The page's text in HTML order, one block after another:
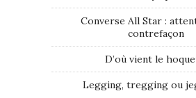
Converse All Star :
contrefaçon
D’où vient le
Legging, tregging ou